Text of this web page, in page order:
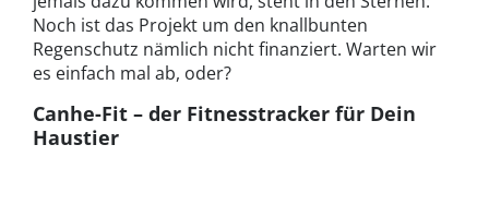
Noch ist das Projekt um den knallbunten
Regenschutz nämlich nicht finanziert. Warten wir
es einfach mal ab, oder?
Canhe-Fit – der Fitnesstracker für Dein
Haustier